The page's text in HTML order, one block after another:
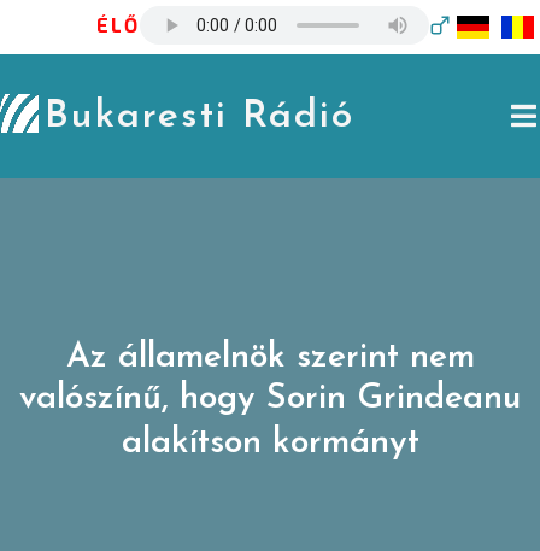
ÉLŐ
Bukaresti Rádió
Az államelnök szerint nem
valószínű, hogy Sorin Grindeanu
alakítson kormányt